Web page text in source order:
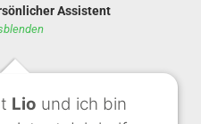
Assistent
Lio und ich bin